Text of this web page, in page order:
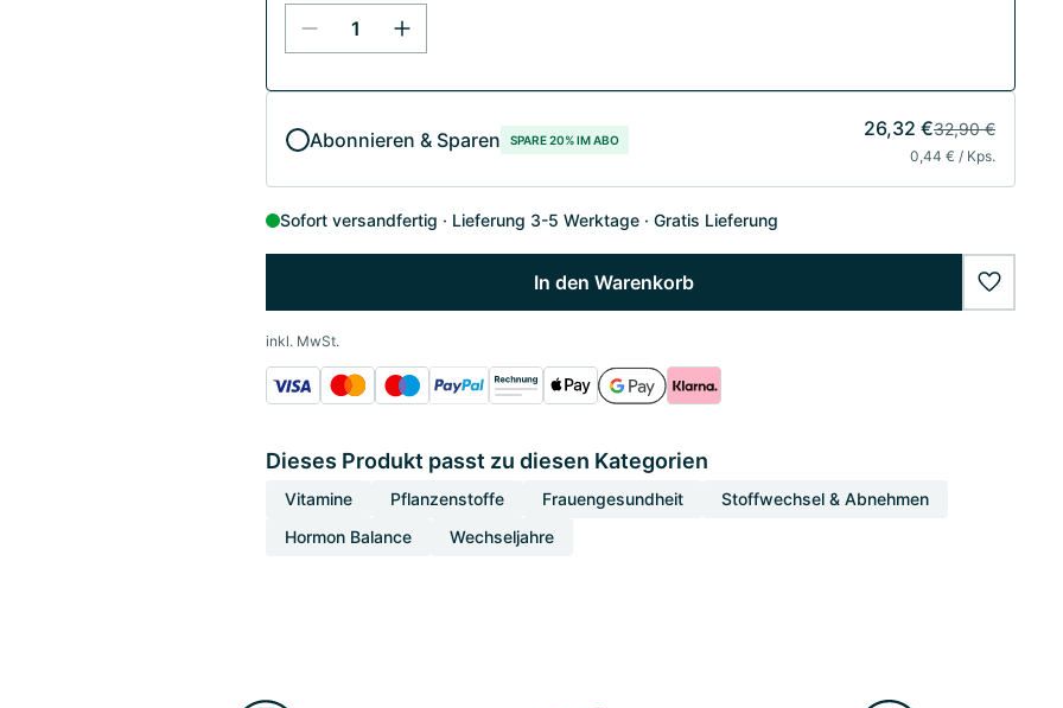
Abonnieren & Sparen SPARE 20% IM ABO 26,32 €32,90 €
0,44 € / Kps.
Sofort versandfertig Lieferung 3-5 Werktage Gratis Lieferung
In den Warenkorb
inkl. MwSt.
Dieses Produkt passt zu diesen Kategorien
Vitamine Pflanzenstoffe Frauengesundheit
Stoffwechsel & Abnehmen
Hormon Balance
Wechseljahre